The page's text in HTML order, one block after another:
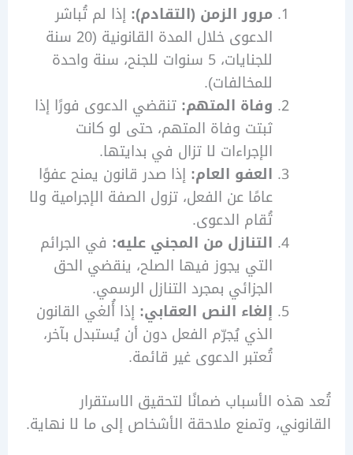
مرور الزمن (التقادم):إذا لم تُباشر
الدعوى خلال المدة القانونية (20 سنة
للجنايات، 5 سنوات للجنح، سنة واحدة
للمخالفات).
وفاة المتهم:تنقضي الدعوى فورًا إذا
ثبتت وفاة المتهم، حتى لو كانت
الإجراءات لا تزال في بدايتها.
العفو العام:إذا صدر قانون يمنح عفوًا
عامًا عن الفعل، تزول الصفة الإجرامية ولا
تُقام الدعوى.
التنازل من المجني عليه:في الجرائم
التي يجوز فيها الصلح، ينقضي الحق
الجزائي بمجرد التنازل الرسمي.
إلغاء النص العقابي:إذا أُلغي القانون
الذي يُجرّم الفعل دون أن يُستبدل بآخر،
تُعتبر الدعوى غير قائمة.
الأسباب ضمانًا لتحقيق الاستقرار
وتمنع ملاحقة الأشخاص إلى ما لا نهاية.